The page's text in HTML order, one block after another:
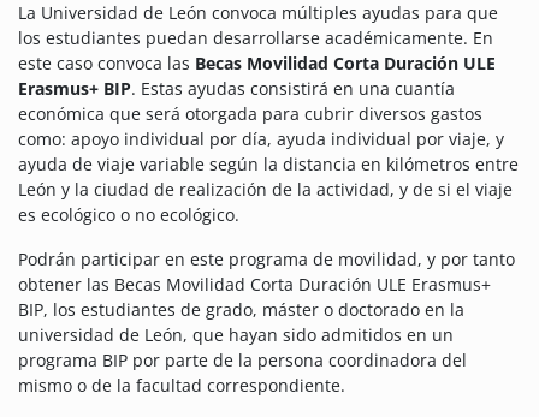
La Universidad de León convoca múltiples ayudas para que
los estudiantes puedan desarrollarse académicamente. En
este caso convoca las Becas Movilidad Corta Duración ULE
Erasmus+ BIP. Estas ayudas consistirá en una cuantía
económica que será otorgada para cubrir diversos gastos
como: apoyo individual por día, ayuda individual por viaje, y
ayuda de viaje variable según la distancia en kilómetros entre
León y la ciudad de realización de la actividad, y de si el viaje
es ecológico o no ecológico.
Podrán participar en este programa de movilidad, y por tanto
obtener las Becas Movilidad Corta Duración ULE Erasmus+
BIP, los estudiantes de grado, máster o doctorado en la
universidad de León, que hayan sido admitidos en un
programa BIP por parte de la persona coordinadora del
mismo o de la facultad correspondiente.